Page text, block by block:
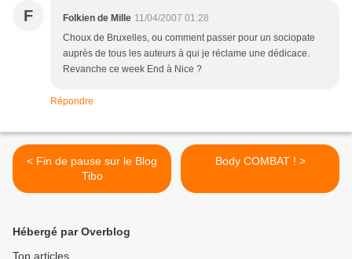
F Folkien de Mille 11/04/2007 01:28
Choux de Bruxelles, ou comment passer pour un sociopate
auprès de tous les auteurs à qui je réclame une dédicace.
Revanche ce week End à Nice ?
Répondre
< Fin de pause sur le Blog
Tibo
Body COMBAT ! >
Hébergé par Overblog
Top articles